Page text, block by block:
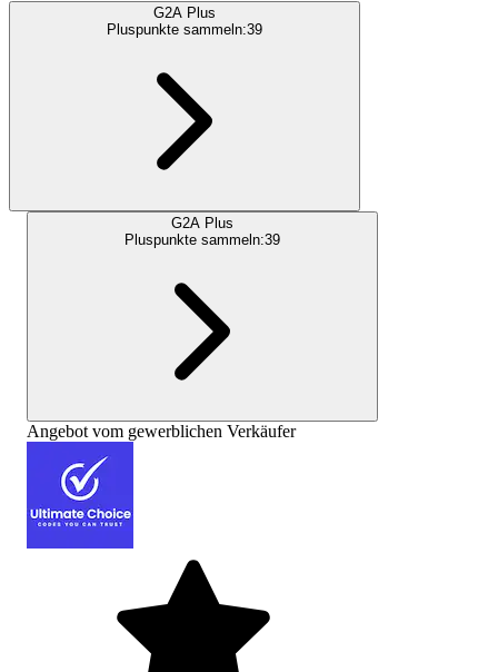
G2A Plus
Pluspunkte sammeln:39
G2A Plus
Pluspunkte sammeln:39
Angebot vom gewerblichen Verkäufer